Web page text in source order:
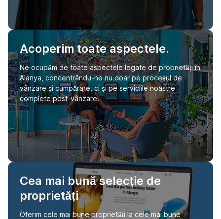
Acoperim toate aspectele.
Ne ocupăm de toate aspectele legate de proprietăți în
Alanya, concentrându-ne nu doar pe procesul de
vânzare și cumpărare, ci și pe serviciile noastre
complete post-vânzare.
Cea mai bună selecție de
proprietăți
Oferim cele mai bune proprietăți la cele mai bune